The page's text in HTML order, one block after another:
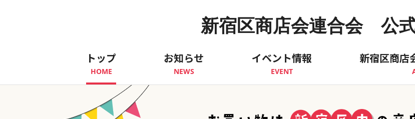
新宿区商店会連合会 公
トップ
HOME
お知らせ
NEWS
イベント情報
EVENT
新宿区商店